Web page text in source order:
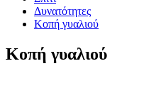
Δυνατότητες
Κοπή γυαλιού
Κοπή γυαλιού